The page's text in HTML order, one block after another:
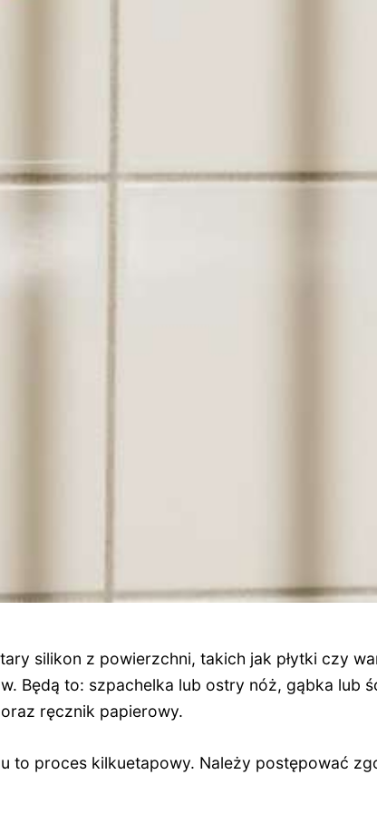
silikon z powierzchni, takich jak płytki czy
Będą to: szpachelka lub ostry nóż, gąbka lub
ręcznik papierowy.
to proces kilkuetapowy. Należy postępować